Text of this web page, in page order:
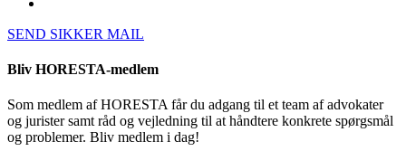
SEND SIKKER MAIL
Bliv HORESTA-medlem
Som medlem af HORESTA får du adgang til et team af advokater
og jurister samt råd og vejledning til at håndtere konkrete spørgsmål
og problemer. Bliv medlem i dag!